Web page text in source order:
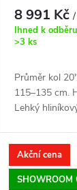
8 991 Kč
Ihned k odběru
>3 ks
Průměr kol
115–135 cm.
Lehký
Kombo
Akční cena
SHOWROOM